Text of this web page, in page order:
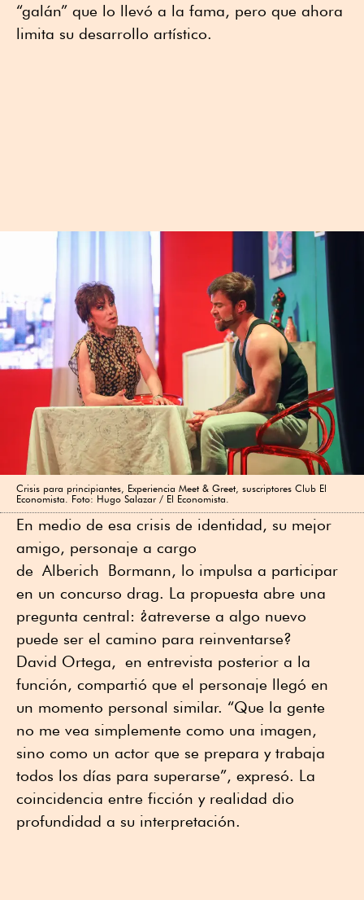
“galán” que lo llevó a la fama, pero que ahora
limita su desarrollo artístico.
Crisis para principiantes, Experiencia Meet & Greet, suscriptores Club El
Economista. Foto: Hugo Salazar / El Economista.
En medio de esa crisis de identidad, su mejor
amigo, personaje a cargo
de Alberich Bormann, lo impulsa a participar
en un concurso drag. La propuesta abre una
pregunta central: ¿atreverse a algo nuevo
puede ser el camino para reinventarse?
David Ortega, en entrevista posterior a la
función, compartió que el personaje llegó en
un momento personal similar. “Que la gente
no me vea simplemente como una imagen,
sino como un actor que se prepara y trabaja
todos los días para superarse”, expresó. La
coincidencia entre ficción y realidad dio
profundidad a su interpretación.